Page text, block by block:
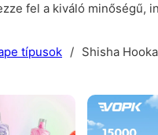
fel a kiváló minőségű,
típusok / Shisha